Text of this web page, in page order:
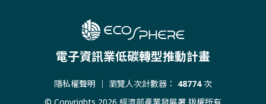
電子資訊業低碳轉型推動計畫
隱私權聲明 ｜ 瀏覽人次計數器： 48774次